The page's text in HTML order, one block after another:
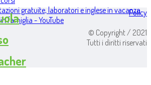
gratuite, laboratori e inglese in vacanza
famiglia - YouTube
Policy
© Copyright / 2021
Tutti i diritti riservati